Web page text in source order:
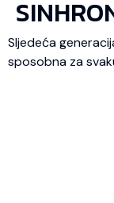
Sljedeća
sposobna za